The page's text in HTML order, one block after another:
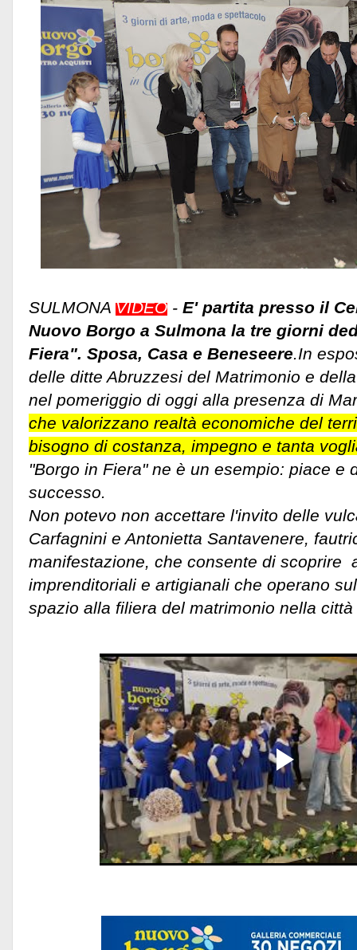
SULMONA VIDEO - E' partita presso il
Nuovo Borgo a Sulmona la tre giorni
Fiera". Sposa, Casa e Beneseere .In
delle ditte Abruzzesi del Matrimonio e
nel pomeriggio di oggi alla presenza di
che valorizzano realtà economiche del
bisogno di costanza, impegno e tanta
"Borgo in Fiera" ne è un esempio: piace e
successo.
Non potevo non accettare l'invito delle
Carfagnini e Antonietta Santavenere,
manifestazione, che consente di scoprire
imprenditoriali e artigianali che operano
spazio alla filiera del matrimonio nella